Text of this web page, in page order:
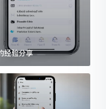
经验分享